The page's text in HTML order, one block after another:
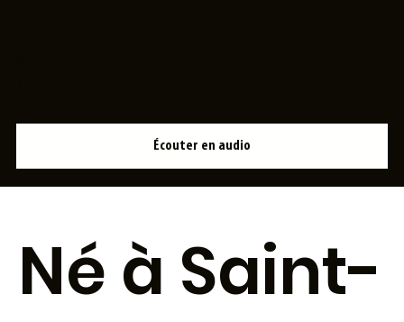
Écouter en audio
Né à Saint-